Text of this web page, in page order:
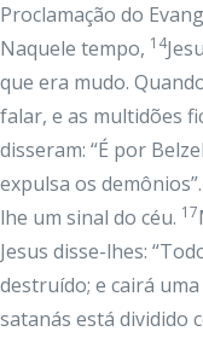
Proclamação do
Naquele tempo, 14
que era mudo.
falar, e as multidões
disseram: “É por
expulsa os demônios”.
lhe um sinal do céu. 17
Jesus disse-lhes:
destruído; e cairá
satanás está dividido